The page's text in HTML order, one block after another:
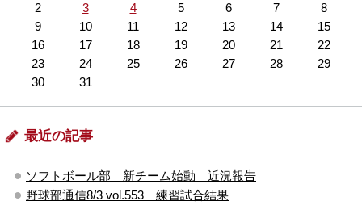
2
3 4 5 6 7
8
9
10 11 12 13 14
15
16
17 18 19 20 21
22
23
24 25 26 27 28
29
30
31
最近の記事
ソフトボール部 新チーム始動 近況報告
野球部通信8/3 vol.553 練習試合結果